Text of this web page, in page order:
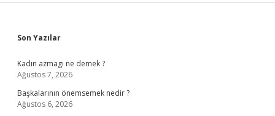
Sidebar
Son Yazılar
Kadın azmagı ne demek ?
Ağustos 7, 2026
Başkalarının önemsemek nedir ?
Ağustos 6, 2026